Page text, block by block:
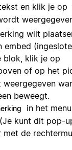
en klik je op
wilt
embed
blok, klik je op
of op het
beweegt.
in het
kunt dit pop-
met de